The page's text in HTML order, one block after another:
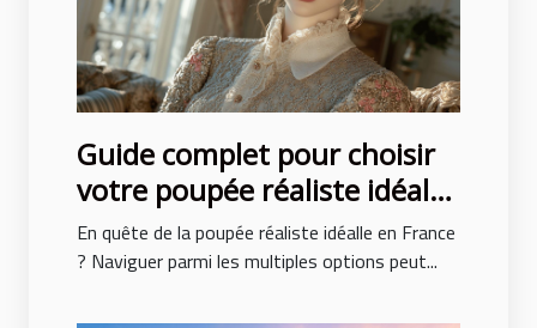
Guide complet pour choisir
votre poupée réaliste idéale
en France
En quête de la poupée réaliste idéalle en France
? Naviguer parmi les multiples options peut...